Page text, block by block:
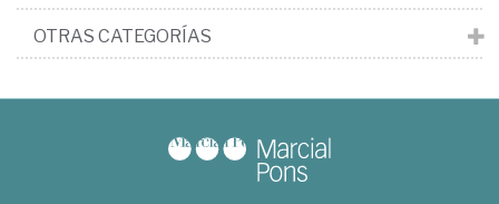
OTRAS CATEGORÍAS